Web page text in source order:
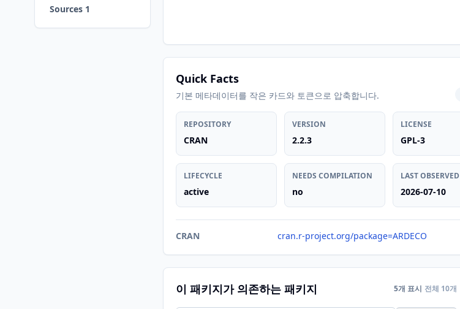
Sources 1
Quick Facts
기본 메타데이터를 작은 카드와 토큰으로 압축합니다.
REPOSITORY
CRAN
VERSION
2.2.3
LICENSE
GPL-3
LIFECYCLE
active
NEEDS COMPILATION
no
LAST OBSERVED
2026-07-10
CRAN cran.r-project.org/package=ARDECO
이 패키지가 의존하는 패키지 5개 표시 전체 10개